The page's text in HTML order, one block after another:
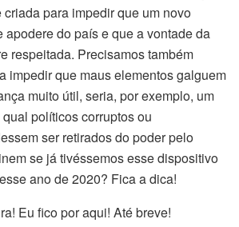
para impedir que um novo
apodere do país e que a vontade da
respeitada. Precisamos também
impedir que maus elementos galguem
muito útil, seria, por exemplo, um
qual políticos corruptos ou
ser retirados do poder pelo
se já tivéssemos esse dispositivo
ano de 2020? Fica a dica!
Eu fico por aqui! Até breve!